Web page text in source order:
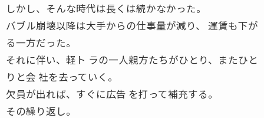
しかし、そんな時代は長くは続かなかった。
バブル崩壊以降は大手からの仕事量が減り、 運賃も下が
る一方だった。
それに伴い、軽ト ラの一人親方たちがひとり、またひと
りと会 社を去っていく。
欠員が出れば、すぐに広告 を打って補充する。
その繰り返し。